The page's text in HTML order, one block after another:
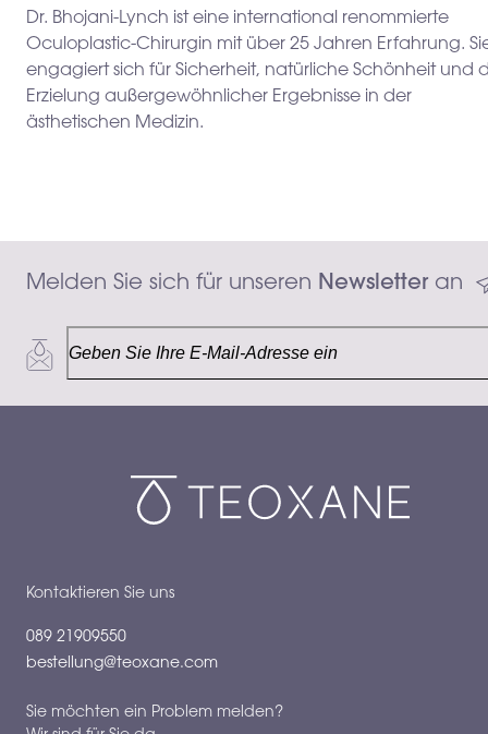
Dr. Bhojani-Lynch ist eine international renommierte
Oculoplastic-Chirurgin mit über 25 Jahren Erfahrung.
engagiert sich für Sicherheit, natürliche Schönheit und
Erzielung außergewöhnlicher Ergebnisse in der
ästhetischen Medizin.
Melden Sie sich für unseren Newsletter an
Kontaktieren Sie uns
089 21909550
bestellung@teoxane.com
Sie möchten ein Problem melden?